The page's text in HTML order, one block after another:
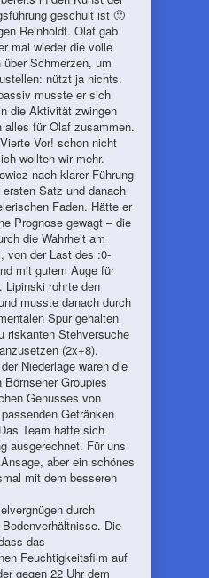
geschult ist 🙂
Reinholdt. Olaf gab
mal wieder die volle
Schmerzen, um
nützt ja nichts.
musste er sich
die Aktivität zwingen
für Olaf zusammen.
Vor! schon nicht
wollten wir mehr.
nach klarer Führung
Satz und danach
Faden. Hätte er
Prognose gewagt – die
die Wahrheit am
von der Last des :0-
mit gutem Auge für
Lipinski rohrte den
musste danach durch
Spur gehalten
riskanten Stehversuche
(2x+8).
Niederlage waren die
Groupies
Genusses von
Getränken
Team hatte sich
ausgerechnet. Für uns
aber ein schönes
mit dem besseren
durch
Die
das
Feuchtigkeitsfilm auf
gegen 22 Uhr dem